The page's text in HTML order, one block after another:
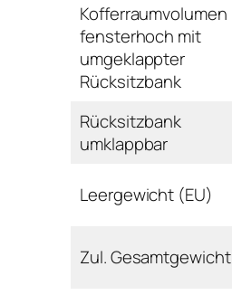
Kofferraumvolumen
fensterhoch mit
umgeklappter
Rücksitzbank
Rücksitzbank
umklappbar
Leergewicht (EU)
Zul. Gesamtgewicht